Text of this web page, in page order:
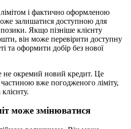
і фактично оформленою
залишатися доступною для
Якщо пізніше клієнту
він може перевірити доступну
та оформити добір без нової
окремий новий кредит. Це
вже погодженого ліміту,
може змінюватися